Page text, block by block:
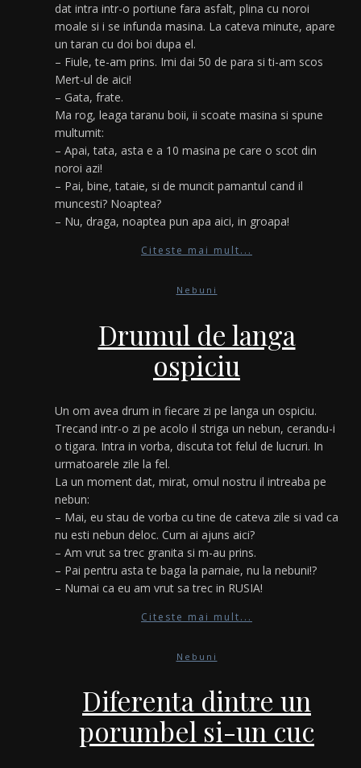
dat intra intr-o portiune fara asfalt, plina cu noroi
moale si i se infunda masina. La cateva minute, apare
un taran cu doi boi dupa el.
– Fiule, te-am prins. Imi dai 50 de para si ti-am scos
Mert-ul de aici!
– Gata, frate.
Ma rog, leaga taranu boii, ii scoate masina si spune
multumit:
– Apai, tata, asta e a 10 masina pe care o scot din
noroi azi!
– Pai, bine, tataie, si de muncit pamantul cand il
muncesti? Noaptea?
– Nu, draga, noaptea pun apa aici, in groapa!
Citeste mai mult...
Nebuni
Drumul de langa
ospiciu
Un om avea drum in fiecare zi pe langa un ospiciu.
Trecand intr-o zi pe acolo il striga un nebun, cerandu-i
o tigara. Intra in vorba, discuta tot felul de lucruri. In
urmatoarele zile la fel.
La un moment dat, mirat, omul nostru il intreaba pe
nebun:
– Mai, eu stau de vorba cu tine de cateva zile si vad ca
nu esti nebun deloc. Cum ai ajuns aici?
– Am vrut sa trec granita si m-au prins.
– Pai pentru asta te baga la parnaie, nu la nebuni!?
– Numai ca eu am vrut sa trec in RUSIA!
Citeste mai mult...
Nebuni
Diferenta dintre un
porumbel si-un cuc